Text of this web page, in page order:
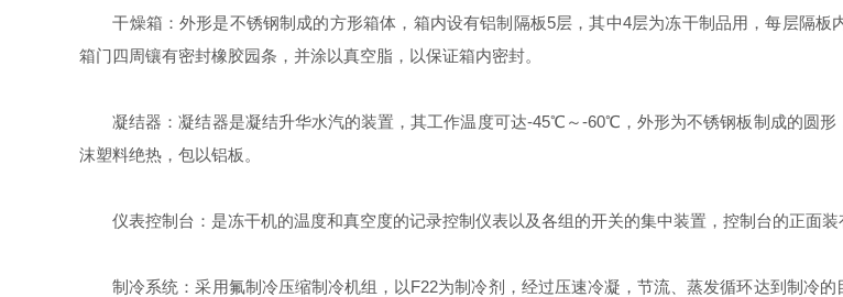
干燥箱：外形是不锈钢制成的方形箱体，箱内设有铝制隔板5层，其中4层为冻干制品用，每层隔板
箱门四周镶有密封橡胶园条，并涂以真空脂，以保证箱内密封。
凝结器：凝结器是凝结升华水汽的装置，其工作温度可达-45℃～-60℃，外形为不锈钢板制成的圆形
沫塑料绝热，包以铝板。
仪表控制台：是冻干机的温度和真空度的记录控制仪表以及各组的开关的集中装置，控制台的正面装
制冷系统：采用氟制冷压缩制冷机组，以F22为制冷剂，经过压速冷凝，节流、蒸发循环达到制冷的